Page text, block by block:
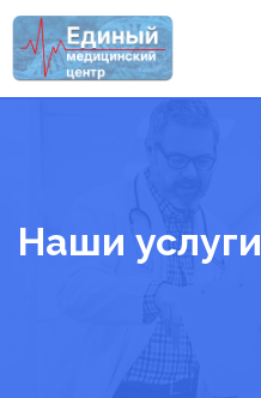
Skip
to
content
Наши услуги